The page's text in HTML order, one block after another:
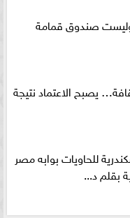
وليست صندوق قمامة
يصبح الاعتماد نتيجة
للحاويات بوابه مصر
بقلم د...